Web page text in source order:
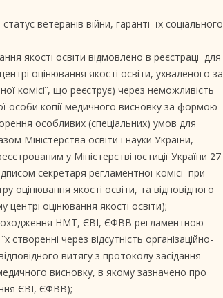
ветеранів війни, гарантії їх соціального
якості освіти відмовлено в реєстрації для
оцінювання якості освіти, ухваленого за
комісії, що реєструє) через неможливість
особи копії медичного висновку за формою
особливих (спеціальних) умов для
Міністерства освіти і науки України,
у Міністерстві юстиції України 27
секретаря регламентної комісії при
оцінювання якості освіти, та відповідного
центрі оцінювання якості освіти);
НМТ, ЄВІ, ЄФВВ регламентною
створенні через відсутність організаційно-
витягу з протоколу засідання
висновку, в якому зазначено про
ЄВІ, ЄФВВ);